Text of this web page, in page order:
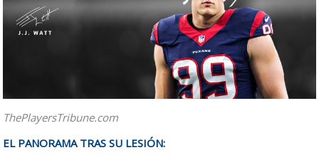
ThePlayersTribune.com
EL PANORAMA TRAS SU LESIÓN: